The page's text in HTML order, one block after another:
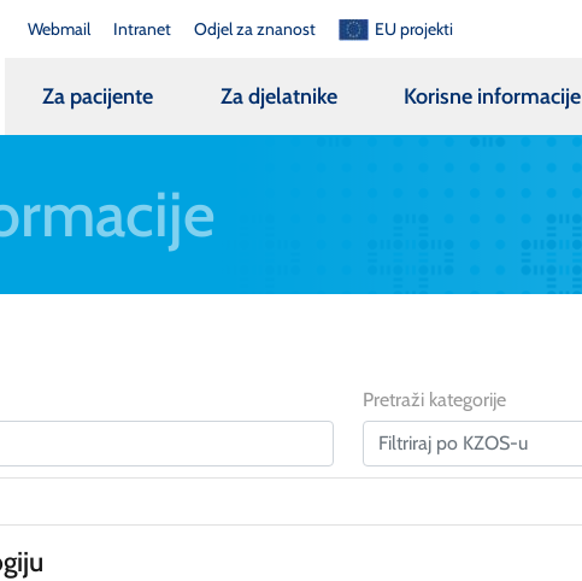
Webmail Intranet Odjel za znanost EU projekti
Za pacijente Za djelatnike Korisne informacije
Pretraži kategorije